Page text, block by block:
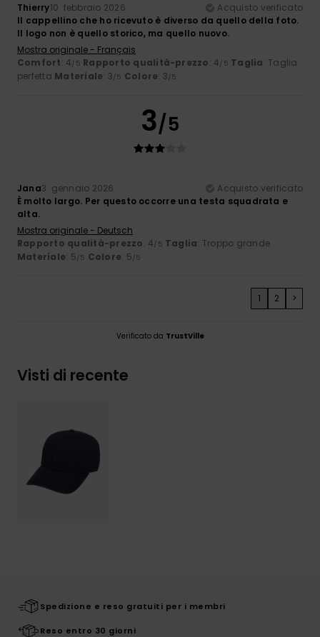
Thierry10. febbraio 2026
Acquisto verificato
Il cappellino che ho ricevuto è diverso da quello della foto.
Il logo non è quello storico, ma quello nuovo.
Mostra originale - Français
Comfort: 4/5 Rapporto qualità-prezzo: 4/5 Taglia: Taglia
perfetta Materiale: 3/5 Colore: 3/5
3/5
Jana3. gennaio 2026
Acquisto verificato
È molto largo. Per questo occorre una testa squadrata e
alta.
Mostra originale - Deutsch
Rapporto qualità-prezzo: 4/5 Taglia: Troppo grande
Materiale: 5/5 Colore: 5/5
1 2 >
Verificato da TrustVille
Visti di recente
Spedizione e reso gratuiti per i membri
Reso entro 30 giorni